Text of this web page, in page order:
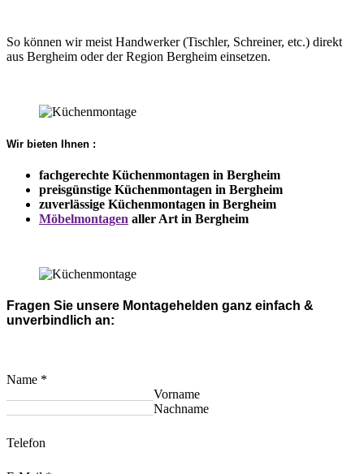
So können wir meist Handwerker (Tischler, Schreiner, etc.) direkt
aus Bergheim oder der Region Bergheim einsetzen.
Wir bieten Ihnen :
fachgerechte Küchenmontagen in Bergheim
preisgünstige Küchenmontagen in Bergheim
zuverlässige Küchenmontagen in Bergheim
Möbelmontagen aller Art in Bergheim
Fragen Sie unsere Montagehelden ganz einfach &
unverbindlich an:
Name *
Vorname
Nachname
Telefon